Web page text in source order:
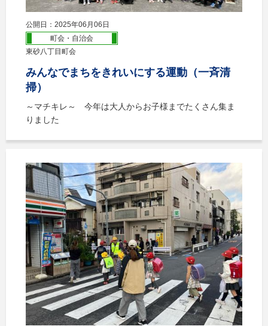
公開日：2025年06月06日
町会・自治会
東砂八丁目町会
みんなでまちをきれいにする運動（一斉清
掃）
～マチキレ～ 今年は大人からお子様までたくさん集ま
りました